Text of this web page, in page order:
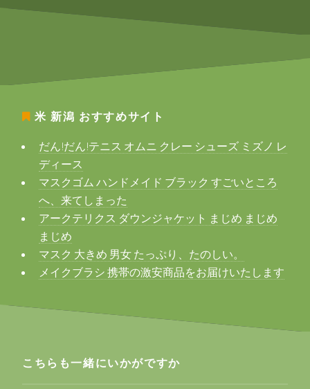
米 新潟 おすすめサイト
だん!だん!テニス オムニ クレー シューズ ミズノ レ
ディース
マスクゴム ハンドメイド ブラック すごいところ
へ、来てしまった
アークテリクス ダウンジャケット まじめ まじめ
まじめ
マスク 大きめ 男女 たっぷり、たのしい。
メイクブラシ 携帯の激安商品をお届けいたします
こちらも一緒にいかがですか